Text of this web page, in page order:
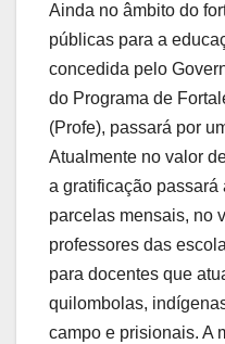
Ainda no âmbito do
públicas para a
concedida pelo
do Programa de
(Profe), passará por
Atualmente no valor
a gratificação passará
parcelas mensais, no
professores das
para docentes que
quilombolas,
campo e prisionais. A